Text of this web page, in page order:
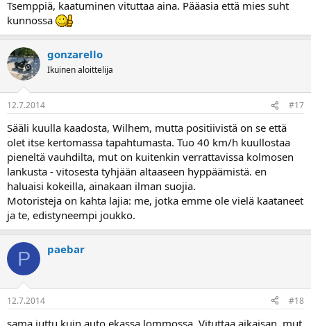
Tsemppiä, kaatuminen vituttaa aina. Pääasia että mies suht
kunnossa
gonzarello
Ikuinen aloittelija
12.7.2014 #17
Sääli kuulla kaadosta, Wilhem, mutta positiivistä on se että
olet itse kertomassa tapahtumasta. Tuo 40 km/h kuullostaa
pieneltä vauhdilta, mut on kuitenkin verrattavissa kolmosen
lankusta - vitosesta tyhjään altaaseen hyppäämistä. en
haluaisi kokeilla, ainakaan ilman suojia.
Motoristeja on kahta lajia: me, jotka emme ole vielä kaataneet
ja te, edistyneempi joukko.
P paebar
12.7.2014 #18
sama juttu kuin auto ekassa lommossa. Vituttaa aikaisan, mut